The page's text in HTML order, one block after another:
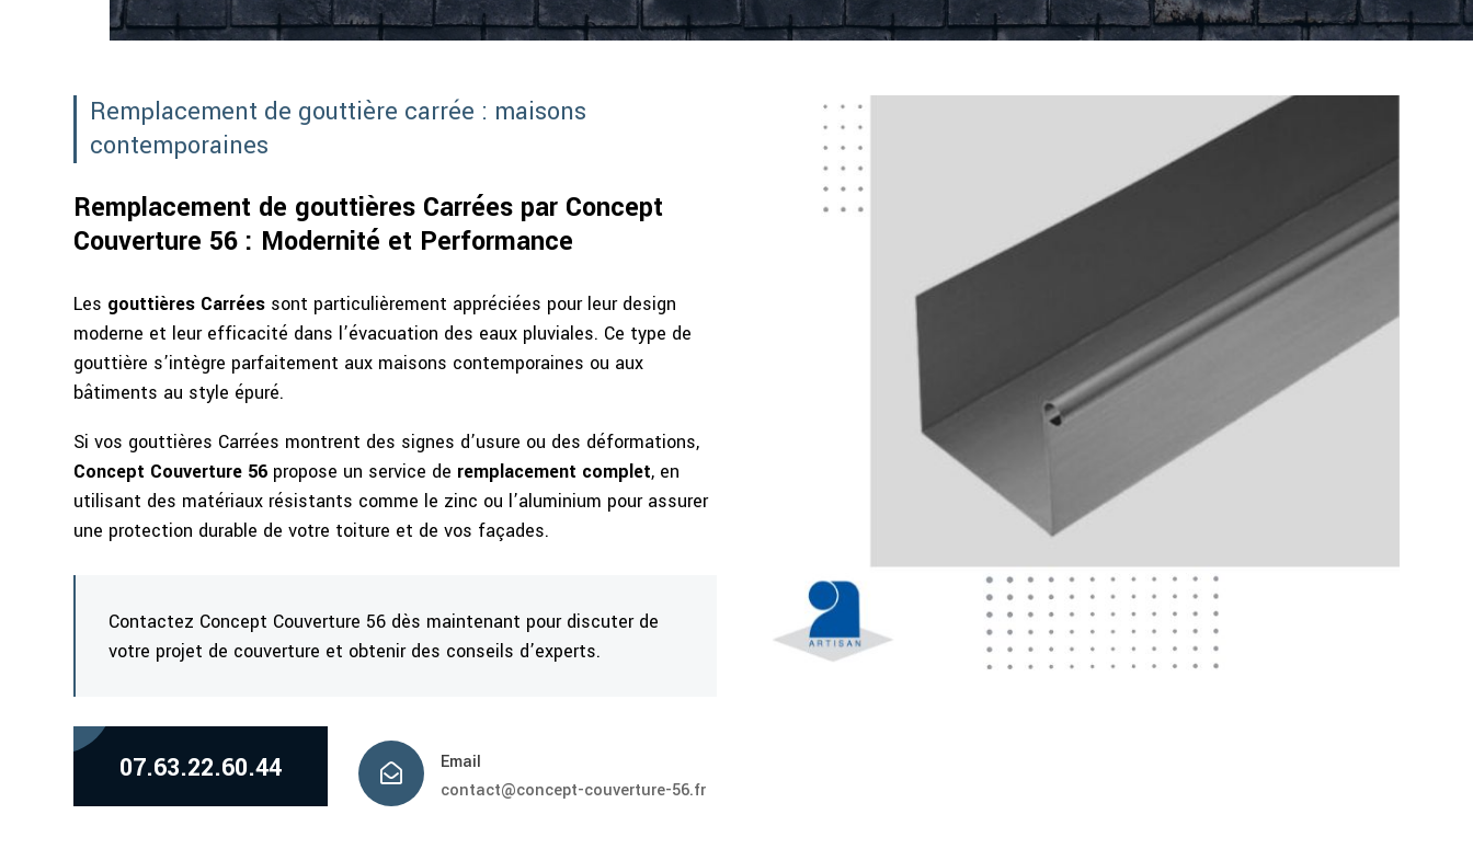
Remplacement de gouttière carrée : maisons
contemporaines
Remplacement de gouttières Carrées par Concept
Couverture 56 : Modernité et Performance
Les gouttières Carrées sont particulièrement appréciées pour leur design
moderne et leur efficacité dans l’évacuation des eaux pluviales. Ce type de
gouttière s’intègre parfaitement aux maisons contemporaines ou aux
bâtiments au style épuré.
Si vos gouttières Carrées montrent des signes d’usure ou des déformations,
Concept Couverture 56 propose un service de remplacement complet, en
utilisant des matériaux résistants comme le zinc ou l’aluminium pour assurer
une protection durable de votre toiture et de vos façades.
Contactez Concept Couverture 56 dès maintenant pour discuter de
votre projet de couverture et obtenir des conseils d’experts.
07.63.22.60.44 
Email
contact@concept-couverture-56.fr